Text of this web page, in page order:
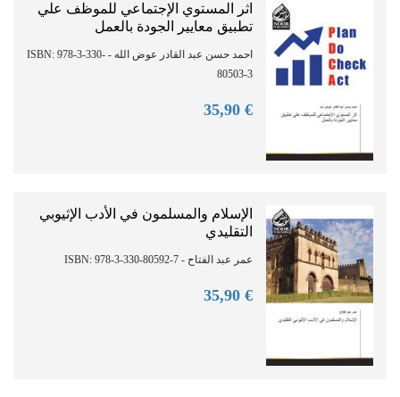
اثر المستوي الإجتماعي للموظف علي
تطبيق معايير الجودة بالعمل
احمد حسن عبد القادر عوض الله - ISBN: 978-3-330-
80503-3
€ 35,
90
الإسلام والمسلمون في الأدب الإثيوبي
التقليدي
عمر عبد الفتاح - ISBN: 978-3-330-80592-7
€ 35,
90